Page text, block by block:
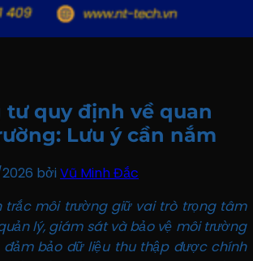
tư quy định về quan
Lưu ý cần nắm
bởi Vũ Minh Đắc
trắc môi trường giữ vai trò trọng tâm
lý, giám sát và bảo vệ môi trường
đảm bảo dữ liệu thu thập được chính